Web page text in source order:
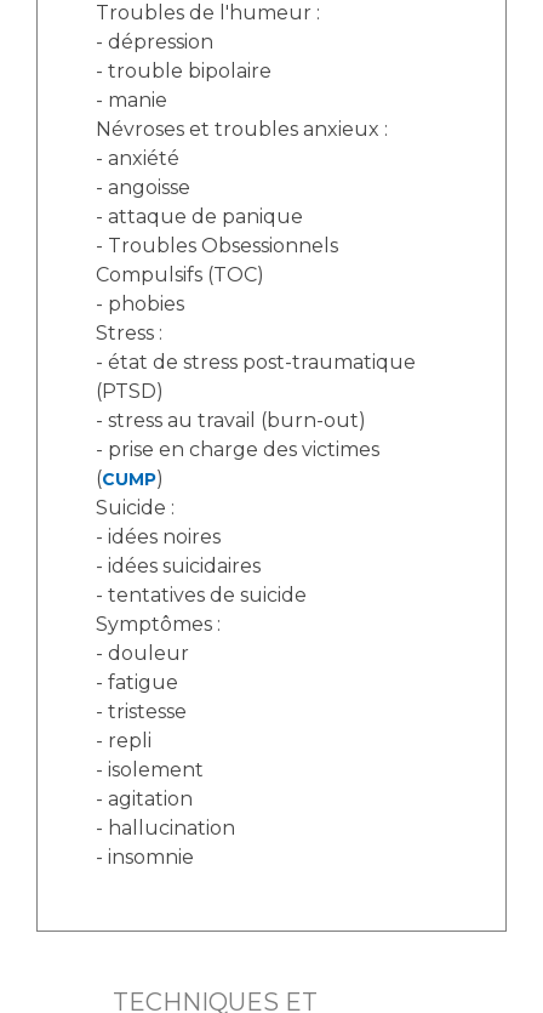
Troubles de l'humeur :
- dépression
- trouble bipolaire
- manie
Névroses et troubles anxieux :
- anxiété
- angoisse
- attaque de panique
- Troubles Obsessionnels
Compulsifs (TOC)
- phobies
Stress :
- état de stress post-traumatique
(PTSD)
- stress au travail (burn-out)
- prise en charge des victimes
(CUMP)
Suicide :
- idées noires
- idées suicidaires
- tentatives de suicide
Symptômes :
- douleur
- fatigue
- tristesse
- repli
- isolement
- agitation
- hallucination
- insomnie
TECHNIQUES ET